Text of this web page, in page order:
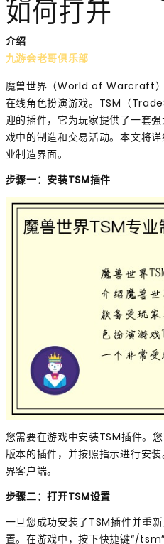
如何打开
介绍
九游会老哥俱乐部
魔兽世界（World of Warcraft）
在线角色扮演游戏。TSM（
迎的插件，它为玩家提供了一套
戏中的制造和交易活动。本文将
业制造界面。
步骤一：安装TSM插件
您需要在游戏中安装TSM插件。
版本的插件，并按照指示进行安
界客户端。
步骤二：打开TSM设置
一旦您成功安装了TSM插件并重
置。在游戏中，按下快捷键“/